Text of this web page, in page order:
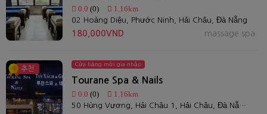
0.0 (0) 1.16km
02 Hoàng Diệu, Phước Ninh, Hải Châu, Đà Nẵng
massage spa
180,000VND
추천
Cửa hàng mới gia nhập
Tourane Spa & Nails
0.0 (0) 1.16km
50 Hùng Vương, Hải Châu 1, Hải Châu, Đà Nẵng, Việt Nam